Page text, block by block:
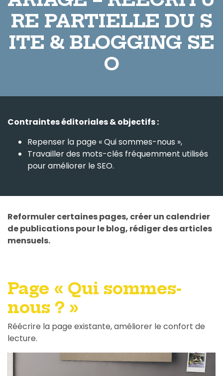
RE PARTIELLE DU S
ITE & BLOGGING SE
O
Contraintes éditoriales & objectifs :
Repenser la page « Qui sommes-nous »,
Travailler des mots-clés fréquemment utilisés
pour améliorer le SEO.
Reformuler certaines pages, créer un calendrier
de publications pour le blog, rédiger des articles
mensuels.
Page « Qui sommes-
nous ? »
Réécrire la page existante, améliorer le confort de
lecture.